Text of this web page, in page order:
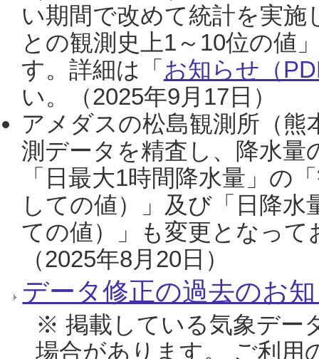
い期間で改めて統計を実
との観測史上1～10位の値
す。詳細は「 お知らせ（
い。（2025年9月17日）
アメダスの松島観測所（熊
測データを精査し、降水
「日最大1時間降水量」の
しての値）」及び「日降
ての値）」も変更となっ
（2025年8月20日）
データ修正の過去のお
※ 掲載している気象デー
場合があります。 ご利用